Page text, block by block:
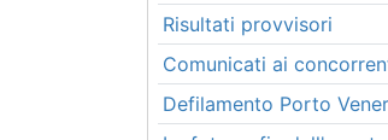
Risultati provvisori
Comunicati ai
Defilamento Porto